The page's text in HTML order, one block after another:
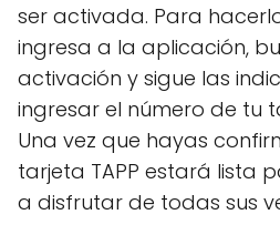
ser activada. Para
ingresa a la aplicación,
activación y sigue las
ingresar el número de tu
Una vez que hayas
tarjeta TAPP estará lista
a disfrutar de todas sus